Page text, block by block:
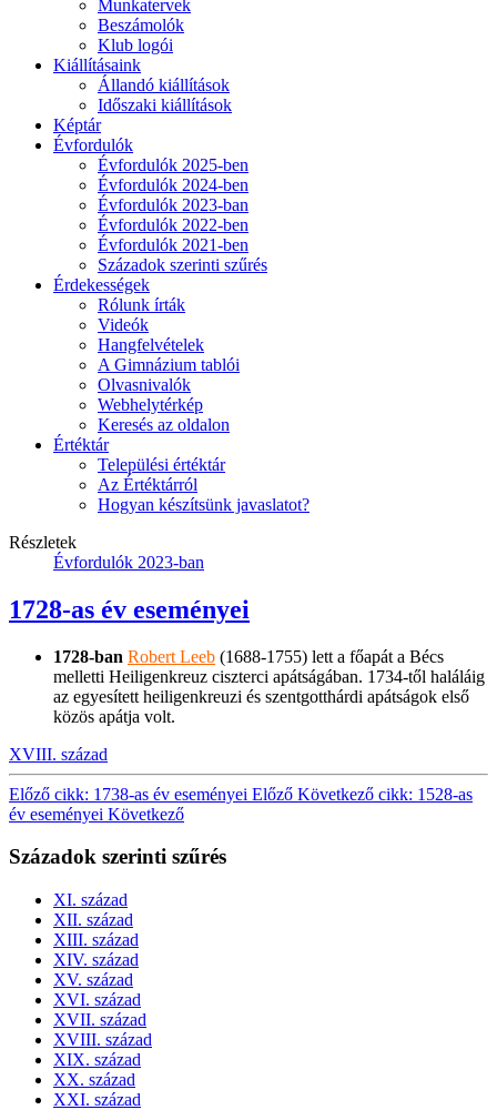
Munkatervek
Beszámolók
Klub logói
Kiállításaink
Állandó kiállítások
Időszaki kiállítások
Képtár
Évfordulók
Évfordulók 2025-ben
Évfordulók 2024-ben
Évfordulók 2023-ban
Évfordulók 2022-ben
Évfordulók 2021-ben
Századok szerinti szűrés
Érdekességek
Rólunk írták
Videók
Hangfelvételek
A Gimnázium tablói
Olvasnivalók
Webhelytérkép
Keresés az oldalon
Értéktár
Települési értéktár
Az Értéktárról
Hogyan készítsünk javaslatot?
Részletek
Évfordulók 2023-ban
1728-as év eseményei
1728-ban Robert Leeb (1688-1755) lett a főapát a Bécs
melletti Heiligenkreuz ciszterci apátságában. 1734-től haláláig
az egyesített heiligenkreuzi és szentgotthárdi apátságok első
közös apátja volt.
XVIII. század
Előző cikk: 1738-as év eseményei Előző Következő cikk: 1528-as
év eseményei Következő
Századok szerinti szűrés
XI. század
XII. század
XIII. század
XIV. század
XV. század
XVI. század
XVII. század
XVIII. század
XIX. század
XX. század
XXI. század